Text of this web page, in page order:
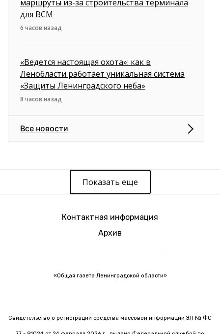
маршруты из-за строительства терминала
для ВСМ
6 часов назад
«Ведется настоящая охота»: как в
Ленобласти работает уникальная система
«Защиты Ленинградского неба»
8 часов назад
Все новости
Показать еще
Контактная информация
Архив
«Общая газета Ленинградской области»
Свидетельство о регистрации средства массовой информации ЭЛ № ФС